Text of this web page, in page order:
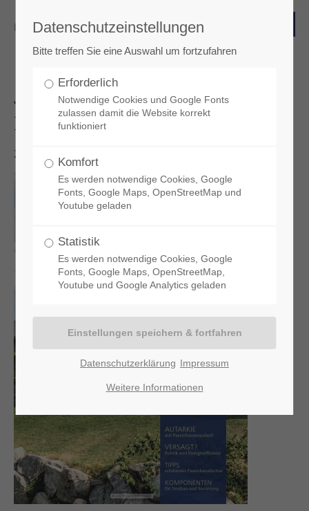
Login
Register|Lost your password?
/ 365days
We offer support for our customers
Mon - Fri 8:00am - 5:00pm(GMT +1)
Get in touch
Jetzt lieferbar: Passivhaus
Kompendium 2019
2018-12-06 14:58
Datenschutzeinstellungen
Bitte treffen Sie eine Auswahl um fortzufahren
Erforderlich
Notwendige Cookies und Google Fonts
zulassen damit die Website korrekt
funktioniert
Komfort
Es werden notwendige Cookies, Google
Fonts, Google Maps, OpenStreetMap und
Youtube geladen
Statistik
Es werden notwendige Cookies, Google
Fonts, Google Maps, OpenStreetMap,
Youtube und Google Analytics geladen
Datenschutzerklärung Impressum
Weitere Informationen